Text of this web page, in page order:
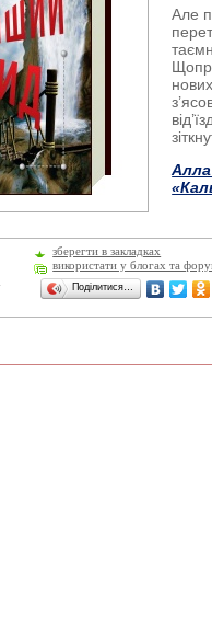
Але
зберегти в закладках
використати у блогах та
Поділитися…